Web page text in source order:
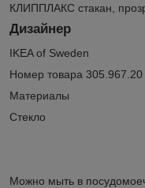
КЛИППЛАКС стакан,
Дизайнер
IKEA of Sweden
Номер товара 305.967.20
Материалы
Стекло
Можно мыть в